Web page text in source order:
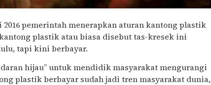
2016 pemerintah menerapkan aturan kantong plastik
plastik atau biasa disebut tas-kresek ini
tapi kini berbayar.
hijau” untuk mendidik masyarakat mengurangi
plastik berbayar sudah jadi tren masyarakat dunia,